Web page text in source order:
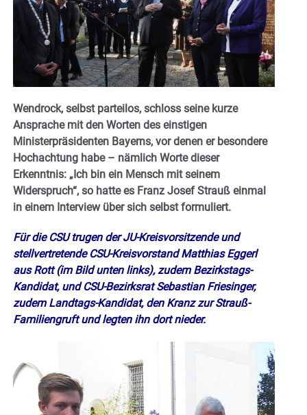
Wendrock, selbst parteilos, schloss seine kurze
Ansprache mit den Worten des einstigen
Ministerpräsidenten Bayerns, vor denen er besondere
Hochachtung habe – nämlich Worte dieser
Erkenntnis: „Ich bin ein Mensch mit seinem
Widerspruch“, so hatte es Franz Josef Strauß einmal
in einem Interview über sich selbst formuliert.
Für die CSU trugen der JU-Kreisvorsitzende und
stellvertretende CSU-Kreisvorstand Matthias Eggerl
aus Rott (im Bild unten links), zudem Bezirkstags-
Kandidat, und CSU-Bezirksrat Sebastian Friesinger,
zudem Landtags-Kandidat, den Kranz zur Strauß-
Familiengruft und legten ihn dort nieder.